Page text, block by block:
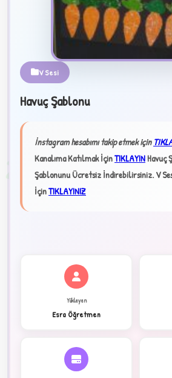
V Sesi
Havuç Şablonu
İnstagram hesabımı takip etmek için
Kanalıma Katılmak İçinTIKLAYINHavuç
Şablonunu Ücretsiz İndirebilirsiniz.V
İçinTIKLAYINIZ
Yükleyen
Esra Öğretmen
★